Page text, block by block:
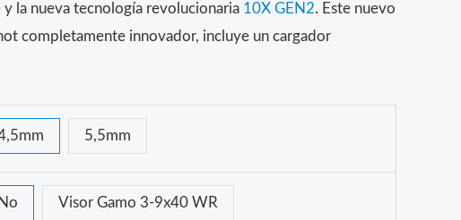
la nueva tecnología revolucionaria 10X GEN2. Este nuevo
completamente innovador, incluye un cargador
5,5mm
No Visor Gamo 3-9x40 WR